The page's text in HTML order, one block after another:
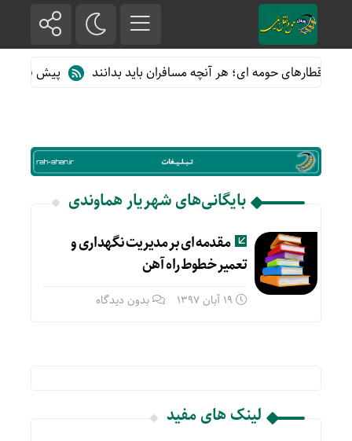
از قطارهای حومه ای؛ هر آنچه مسافران باید بدانند پیش فروش
بایگانی‌های شهريار هماوندى
مقدمه اى بر مديريت نگهدارى و
تعمير خطوط راه آهن
19 آبان 1397 بدون دیدگاه
لینک های مفید